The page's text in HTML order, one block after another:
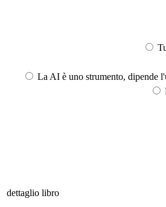
La AI è uno strumento, dipende
dettaglio libro